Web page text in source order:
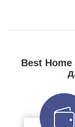
Best Home